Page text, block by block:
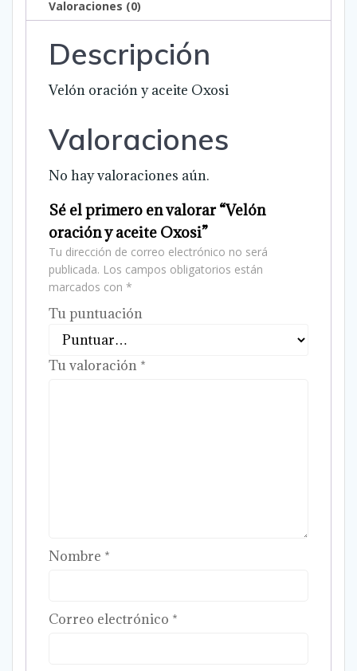
Valoraciones (0)
Descripción
Velón oración y aceite Oxosi
Valoraciones
No hay valoraciones aún.
Sé el primero en valorar “Velón
oración y aceite Oxosi”
Tu dirección de correo electrónico no será
publicada. Los campos obligatorios están
marcados con *
Tu puntuación
Tu valoración *
Nombre *
Correo electrónico *